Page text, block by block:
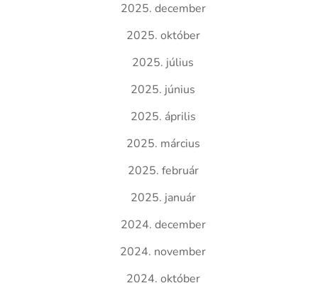
2025. december
2025. október
2025. július
2025. június
2025. április
2025. március
2025. február
2025. január
2024. december
2024. november
2024. október